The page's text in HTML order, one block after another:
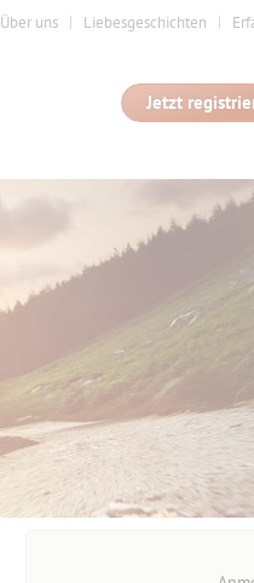
Über uns Liebesgeschichten
Jetzt